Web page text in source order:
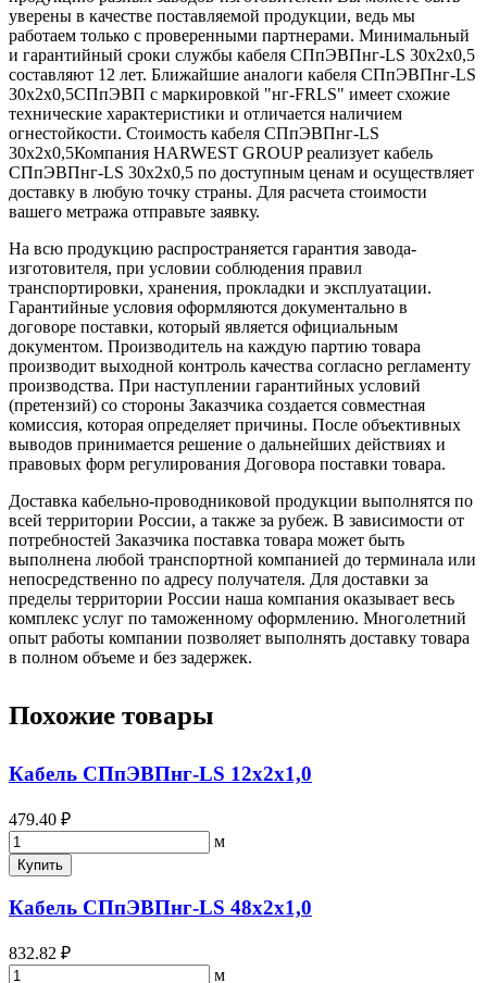
уверены в качестве поставляемой продукции, ведь мы
работаем только с проверенными партнерами. Минимальный
и гарантийный сроки службы кабеля СПпЭВПнг-LS 30х2х0,5
составляют 12 лет. Ближайшие аналоги кабеля СПпЭВПнг-LS
30х2х0,5СПпЭВП с маркировкой "нг-FRLS" имеет схожие
технические характеристики и отличается наличием
огнестойкости. Стоимость кабеля СПпЭВПнг-LS
30х2х0,5Компания HARWEST GROUP реализует кабель
СПпЭВПнг-LS 30х2х0,5 по доступным ценам и осуществляет
доставку в любую точку страны. Для расчета стоимости
вашего метража отправьте заявку.
На всю продукцию распространяется гарантия завода-
изготовителя, при условии соблюдения правил
транспортировки, хранения, прокладки и эксплуатации.
Гарантийные условия оформляются документально в
договоре поставки, который является официальным
документом. Производитель на каждую партию товара
производит выходной контроль качества согласно регламенту
производства. При наступлении гарантийных условий
(претензий) со стороны Заказчика создается совместная
комиссия, которая определяет причины. После объективных
выводов принимается решение о дальнейших действиях и
правовых форм регулирования Договора поставки товара.
Доставка кабельно-проводниковой продукции выполнятся по
всей территории России, а также за рубеж. В зависимости от
потребностей Заказчика поставка товара может быть
выполнена любой транспортной компанией до терминала или
непосредственно по адресу получателя. Для доставки за
пределы территории России наша компания оказывает весь
комплекс услуг по таможенному оформлению. Многолетний
опыт работы компании позволяет выполнять доставку товара
в полном объеме и без задержек.
Похожие товары
Кабель СПпЭВПнг-LS 12х2х1,0
479.40 ₽
м
Купить
Кабель СПпЭВПнг-LS 48х2х1,0
832.82 ₽
м